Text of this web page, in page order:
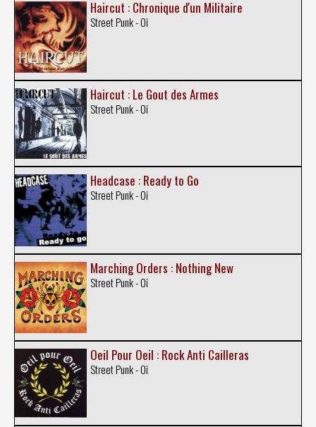
Haircut : Chronique d'un Militaire
Street Punk - Oi
Haircut : Le Gout des Armes
Street Punk - Oi
Headcase : Ready to Go
Street Punk - Oi
Marching Orders : Nothing New
Street Punk - Oi
Oeil Pour Oeil : Rock Anti Cailleras
Street Punk - Oi